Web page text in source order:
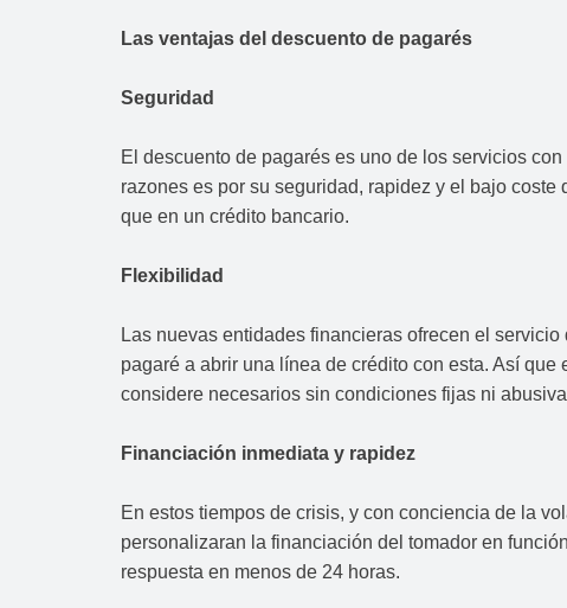
Las ventajas del descuento de pagarés
Seguridad
El descuento de pagarés es uno de los servicios
razones es por su seguridad, rapidez y el bajo
que en un crédito bancario.
Flexibilidad
Las nuevas entidades financieras ofrecen el
pagaré a abrir una línea de crédito con esta. Así
considere necesarios sin condiciones fijas ni
Financiación inmediata y rapidez
En estos tiempos de crisis, y con conciencia de la
personalizaran la financiación del tomador en
respuesta en menos de 24 horas.